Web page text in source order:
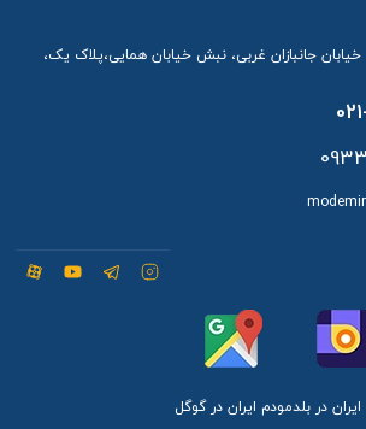
جانبازان غربی، نبش خیابان همایی،پلاک یک،
در بلدمودم ایران در گوگل